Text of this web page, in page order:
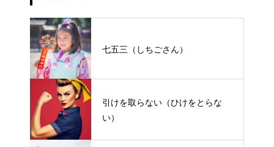
七五三（しちごさん）
引けを取らない（ひけをとらな
い）